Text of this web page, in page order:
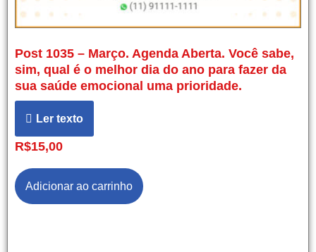
Post 1035 – Março. Agenda Aberta. Você sabe,
sim, qual é o melhor dia do ano para fazer da
sua saúde emocional uma prioridade.
Ler texto
R$15,00
Adicionar ao carrinho